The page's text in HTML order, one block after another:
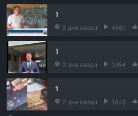
1
2 дня назад 4860
1
2 дня назад 3454
1
2 дня назад 1848